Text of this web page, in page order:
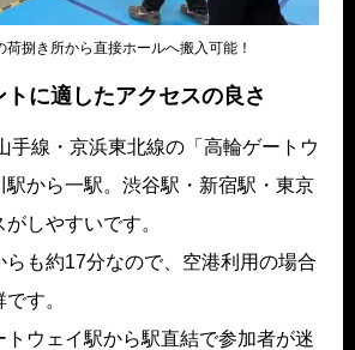
荷捌き所から直接ホールへ搬入可能！
に適したアクセスの良さ
手線・京浜東北線の「高輪ゲートウ
駅から一駅。渋谷駅・新宿駅・東京
しやすいです。
らも約17分なので、空港利用の場合
す。
トウェイ駅から駅直結で参加者が迷